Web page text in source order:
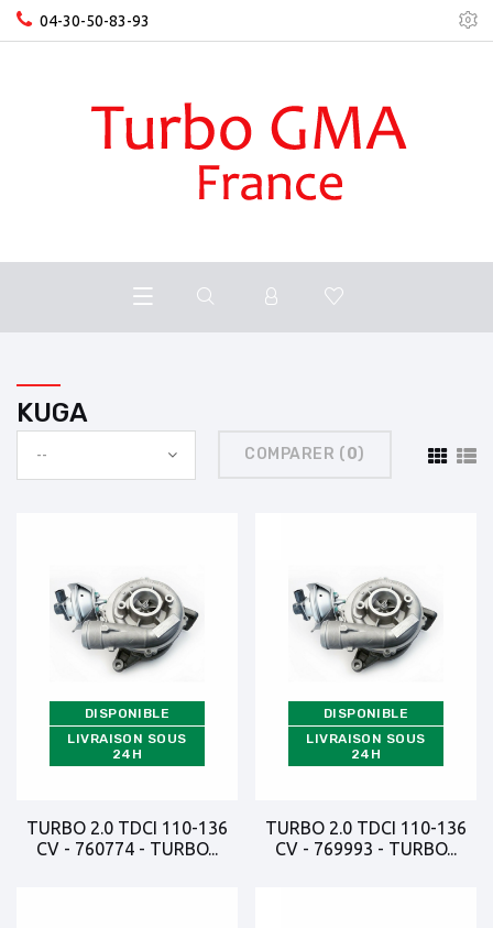
04-30-50-83-93
KUGA
-- COMPARER (0)
DISPONIBLE
LIVRAISON SOUS
24H
TURBO 2.0 TDCI 110-136
CV - 760774 - TURBO...
DISPONIBLE
LIVRAISON SOUS
24H
TURBO 2.0 TDCI 110-136
CV - 769993 - TURBO...